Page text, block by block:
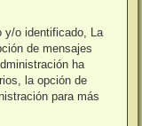
y/o identificado, La
de mensajes
ha
la opción de
para más